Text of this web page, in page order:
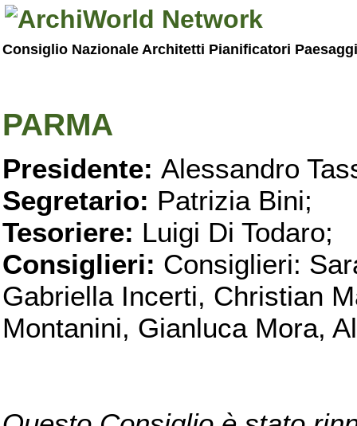
Consiglio Nazionale Architetti Pianificatori
PARMA
Presidente: Alessandro
Segretario: Patrizia Bini;
Tesoriere: Luigi Di Todaro;
Consiglieri: Consiglieri:
Gabriella Incerti, Christian
Montanini, Gianluca Mora,